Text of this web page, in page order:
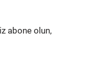
abone olun,